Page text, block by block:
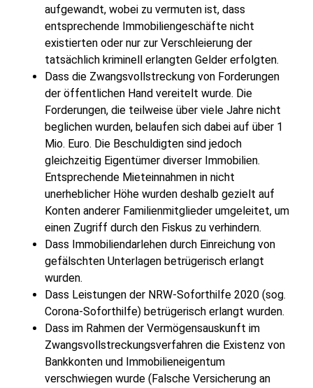
aufgewandt, wobei zu vermuten ist, dass
entsprechende Immobiliengeschäfte nicht
existierten oder nur zur Verschleierung der
tatsächlich kriminell erlangten Gelder erfolgten.
Dass die Zwangsvollstreckung von Forderungen
der öffentlichen Hand vereitelt wurde. Die
Forderungen, die teilweise über viele Jahre nicht
beglichen wurden, belaufen sich dabei auf über 1
Mio. Euro. Die Beschuldigten sind jedoch
gleichzeitig Eigentümer diverser Immobilien.
Entsprechende Mieteinnahmen in nicht
unerheblicher Höhe wurden deshalb gezielt auf
Konten anderer Familienmitglieder umgeleitet, um
einen Zugriff durch den Fiskus zu verhindern.
Dass Immobiliendarlehen durch Einreichung von
gefälschten Unterlagen betrügerisch erlangt
wurden.
Dass Leistungen der NRW-Soforthilfe 2020 (sog.
Corona-Soforthilfe) betrügerisch erlangt wurden.
Dass im Rahmen der Vermögensauskunft im
Zwangsvollstreckungsverfahren die Existenz von
Bankkonten und Immobilieneigentum
verschwiegen wurde (Falsche Versicherung an